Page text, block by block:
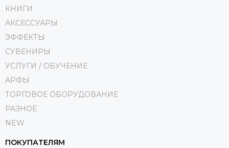
КНИГИ
АКСЕССУАРЫ
ЭФФЕКТЫ
СУВЕНИРЫ
УСЛУГИ / ОБУЧЕНИЕ
АРФЫ
ТОРГОВОЕ ОБОРУДОВАНИЕ
РАЗНОЕ
NEW
ПОКУПАТЕЛЯМ